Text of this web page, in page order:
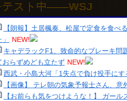
【朗報】土居楓奏、松屋で定食を食
NEW!
キャデラックF1、致命的なブレーキ問
おらずめども立たず NEW!
西武・小島大河「1失点で負け投手にす
【画像】 テレ朝の気象予報士さん、意
【お前らも気をつけような！】 ガー